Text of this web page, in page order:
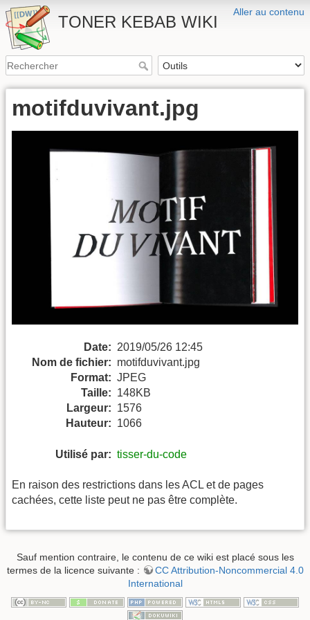
Aller au contenu
TONER KEBAB WIKI
motifduvivant.jpg
Date: 2019/05/26 12:45
Nom de fichier: motifduvivant.jpg
Format: JPEG
Taille: 148KB
Largeur: 1576
Hauteur: 1066
Utilisé par: tisser-du-code
En raison des restrictions dans les ACL et de pages
cachées, cette liste peut ne pas être complète.
Sauf mention contraire, le contenu de ce wiki est placé sous les
termes de la licence suivante :
CC Attribution-Noncommercial 4.0
International